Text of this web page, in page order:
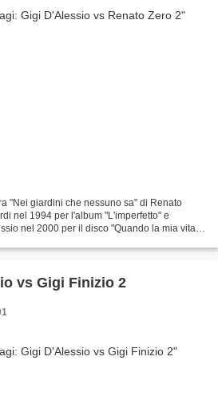
"Nei giardini che nessuno sa" di Renato
nel 1994 per l'album "L'imperfetto" e
nel 2000 per il disco "Quando la mia vita
vs Gigi Finizio 2